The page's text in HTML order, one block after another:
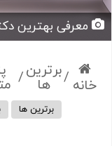
معرفی بهترین
خانه /برترین
ها /
برترین ها